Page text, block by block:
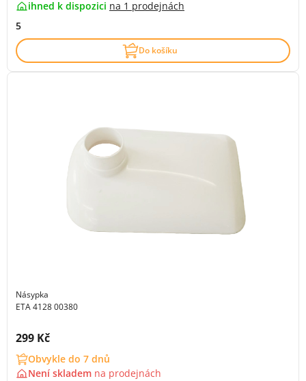
ihned k dispozici na 1 prodejnách
5
Do košíku
Násypka
ETA 4128 00380
Cena s DPH:
299 Kč
Obvykle do 7 dnů
Není skladem na prodejnách